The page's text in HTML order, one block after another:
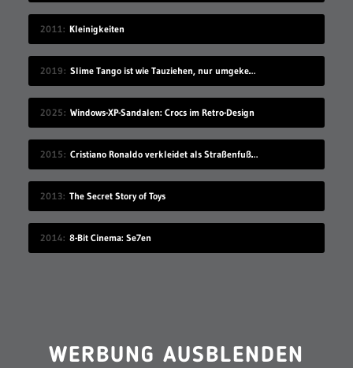
2011 Kleinigkeiten
2019 Slime Tango ist wie Tauziehen, nur umgekehrt
2025 Windows-XP-Sandalen: Crocs im Retro-Design
2015 Cristiano Ronaldo verkleidet als Straßenfußballer
2013 The Secret Story of Toys
2014 8-Bit Cinema: Se7en
WERBUNG AUSBLENDEN